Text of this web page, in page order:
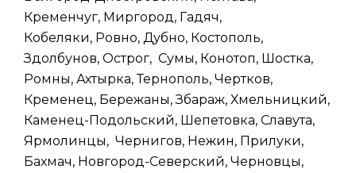
Кременчуг, Миргород, Гадяч,
Кобеляки, Ровно, Дубно, Костополь,
Здолбунов, Острог, Сумы, Конотоп, Шостка,
Ромны, Ахтырка, Тернополь, Чертков,
Кременец, Бережаны, Збараж, Хмельницкий,
Каменец-Подольский, Шепетовка, Славута,
Ярмолинцы, Чернигов, Нежин, Прилуки,
Бахмач, Новгород-Северский, Черновцы,